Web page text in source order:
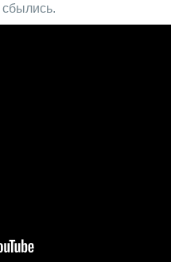
сбылись.